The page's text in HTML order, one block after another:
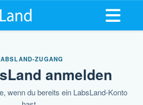
Menü
ZUGANG
anmelden
wenn du bereits ein LabsLand-Konto